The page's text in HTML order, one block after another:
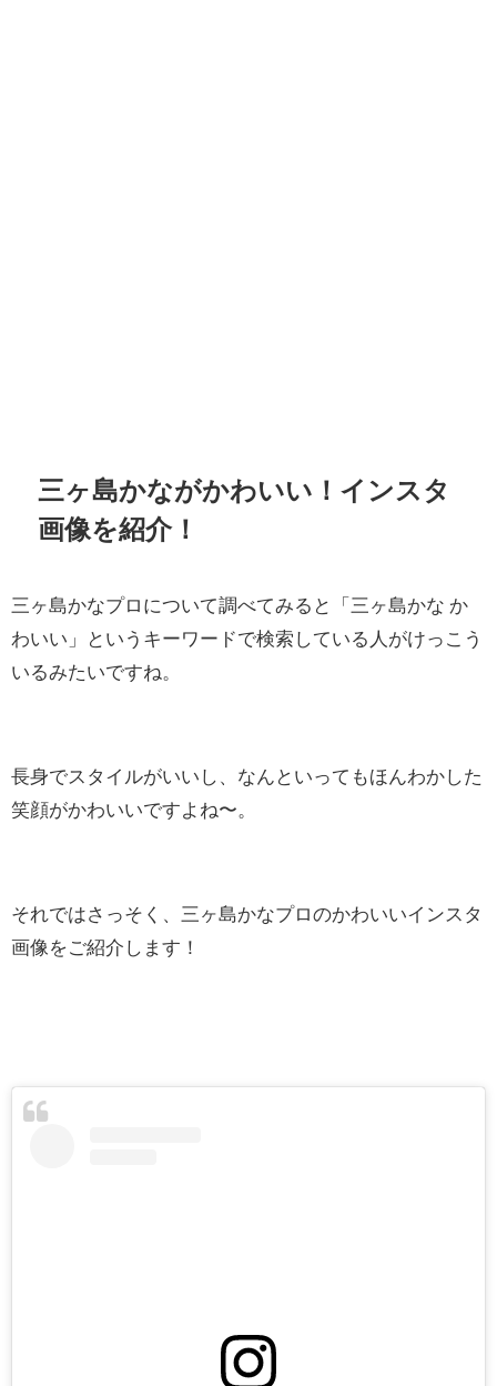
三ヶ島かながかわいい！インスタ
画像を紹介！
三ヶ島かなプロについて調べてみると「三ヶ島かな か
わいい」というキーワードで検索している人がけっこう
いるみたいですね。
長身でスタイルがいいし、なんといってもほんわかした
笑顔がかわいいですよね〜。
それではさっそく、三ヶ島かなプロのかわいいインスタ
画像をご紹介します！